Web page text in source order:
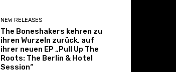
NEW RELEASES
The Boneshakers kehren zu
ihren Wurzeln zurück, auf
ihrer neuen EP „Pull Up The
Roots: The Berlin & Hotel
Session“